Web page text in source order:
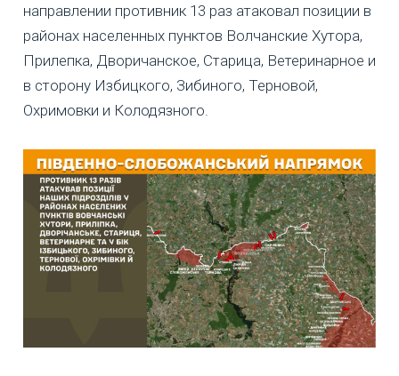
направлении противник 13 раз атаковал позиции в
районах населенных пунктов Волчанские Хутора,
Прилепка, Дворичанское, Старица, Ветеринарное и
в сторону Избицкого, Зибиного, Терновой,
Охримовки и Колодязного.